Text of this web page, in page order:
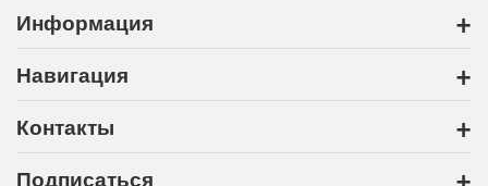
Информация +
Навигация +
Контакты +
Подписаться +